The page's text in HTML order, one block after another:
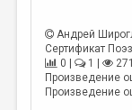
Андрей
Сертификат
0 |
1 |
Произведение
Произведение